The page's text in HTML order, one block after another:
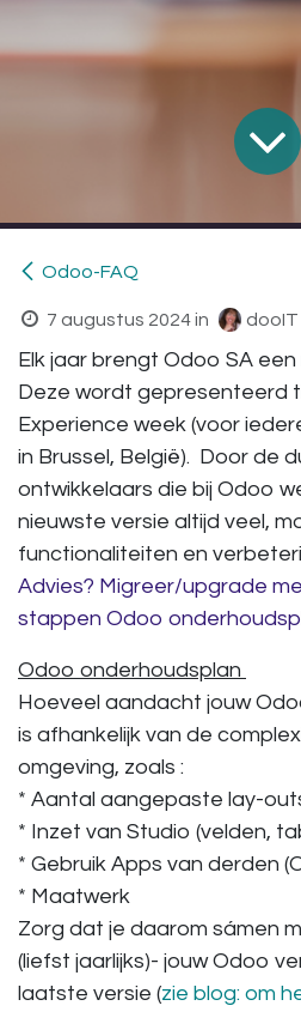
Odoo-FAQ
7 augustus 2024 in dooIT
Elk jaar brengt Odoo SA een
Deze wordt gepresenteerd
Experience week (voor
in Brussel, België). Door de
ontwikkelaars die bij Odoo
nieuwste versie altijd veel,
functionaliteiten en
Advies? Migreer/upgrade
stappen Odoo
Odoo onderhoudsplan
Hoeveel aandacht jouw
is afhankelijk van de
omgeving, zoals :
* Aantal aangepaste lay-
* Inzet van Studio (velden,
* Gebruik Apps van derden
* Maatwerk
Zorg dat je daarom sámen
(liefst jaarlijks)- jouw Odoo
laatste versie (zie blog: om